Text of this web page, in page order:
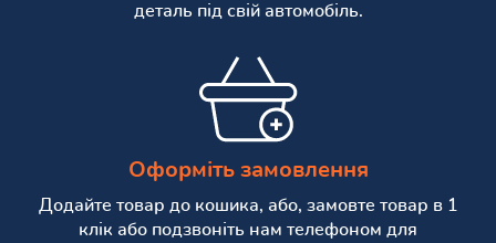
деталь під свій автомобіль.
Оформіть замовлення
Додайте товар до кошика, або, замовте товар в 1
клік або подзвоніть нам телефоном для